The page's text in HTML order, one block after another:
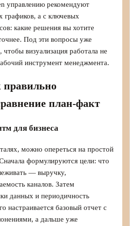
управлению рекомендуют
графиков, а с ключевых
какие решения вы хотите
Под эти вопросы уже
визуализация работала не
инструмент менеджмента.
план‑факт
для бизнеса
можно опереться на простой
формулируются цели: что
— выручку,
каналов. Затем
данных и периодичность
настраивается базовый отчет с
а дальше уже